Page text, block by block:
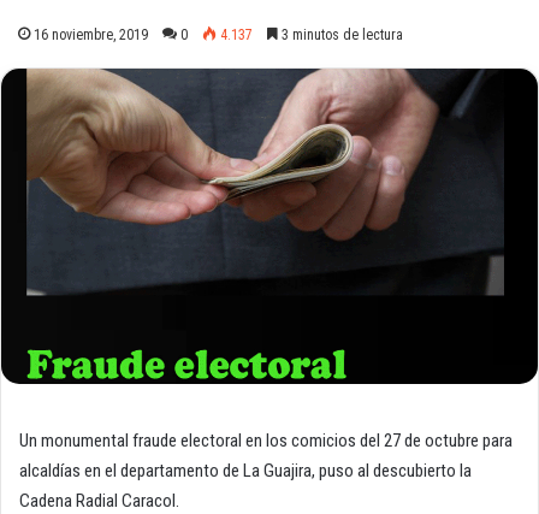
16 noviembre, 2019 0 4.137 3 minutos de lectura
Un monumental fraude electoral en los comicios del 27 de octubre para
alcaldías en el departamento de La Guajira, puso al descubierto la
Cadena Radial Caracol.